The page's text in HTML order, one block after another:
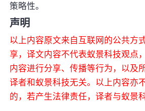
策略性。
声明
以上内容原文来自互联网的公共方
享，译文内容不代表蚁景科技观点
内容进行分享、传播等行为，以及
译者和蚁景科技无关。以上内容亦
的，若产生法律责任，译者与蚁景